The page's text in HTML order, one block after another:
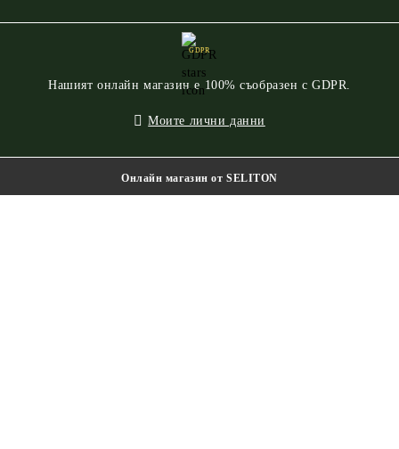
GDPR
Нашият онлайн магазин е 100% съобразен с GDPR.
Моите лични данни
Онлайн магазин от SELITON